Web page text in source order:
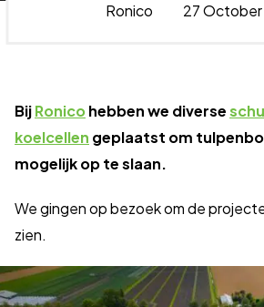
Ronico
27
BijRonicohebben we diverse
koelcellen geplaatst om
mogelijk op te slaan.
We gingen op bezoek om de
zien.